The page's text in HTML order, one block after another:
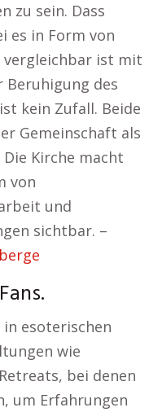
zu sein. Dass
es in Form von
vergleichbar ist mit
Beruhigung des
kein Zufall. Beide
Gemeinschaft als
Kirche macht
von
und
sichtbar. –
esoterischen
wie
bei denen
um Erfahrungen